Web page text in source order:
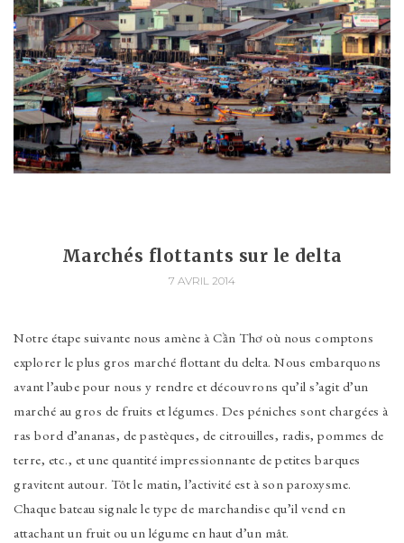
Marchés flottants sur le delta
7 AVRIL 2014
Notre étape suivante nous amène à Cần Thơ où nous comptons
explorer le plus gros marché flottant du delta. Nous embarquons
avant l’aube pour nous y rendre et découvrons qu’il s’agit d’un
marché au gros de fruits et légumes. Des péniches sont chargées à
ras bord d’ananas, de pastèques, de citrouilles, radis, pommes de
terre, etc., et une quantité impressionnante de petites barques
gravitent autour. Tôt le matin, l’activité est à son paroxysme.
Chaque bateau signale le type de marchandise qu’il vend en
attachant un fruit ou un légume en haut d’un mât.